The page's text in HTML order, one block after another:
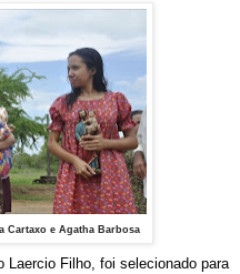
Cartaxo e Agatha Barbosa
Laercio Filho, foi selecionado para